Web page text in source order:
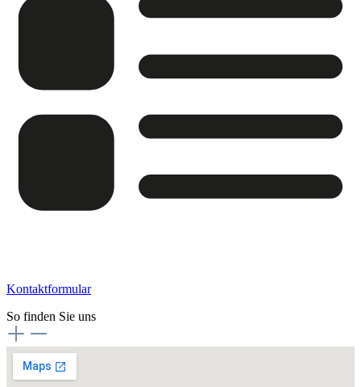
Kontaktformular
So finden Sie uns